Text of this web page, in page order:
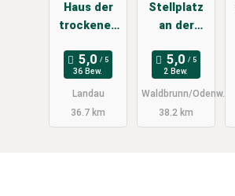
Haus der
trockenen
36 Bew.
Landau
36.7 km
Stellplatz
an der
2 Bew.
Waldbrunn/Odenw.
38.2 km